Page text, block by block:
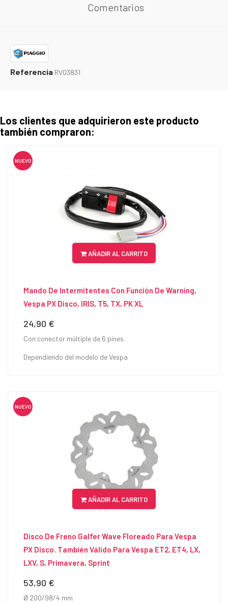
Comentarios
Referencia RV03831
Los clientes que adquirieron este producto
también compraron:
NUEVO
AÑADIR AL CARRITO
Mando De Intermitentes Con Función De Warning,
Vespa PX Disco, IRIS, T5, TX, PK XL
Precio
24,90 €
Con conector múltiple de 6 pines.
Dependiendo del modelo de Vespa
NUEVO
AÑADIR AL CARRITO
Disco De Freno Galfer Wave Floreado Para Vespa
PX Disco. También Válido Para Vespa ET2, ET4, LX,
LXV, S, Primavera, Sprint
Precio
53,90 €
Ø 200/98/4 mm